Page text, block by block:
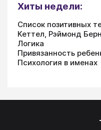
Хиты недели:
Список позитивных
Кеттел, Рэймонд
Логика
Привязанность
Психология в именах